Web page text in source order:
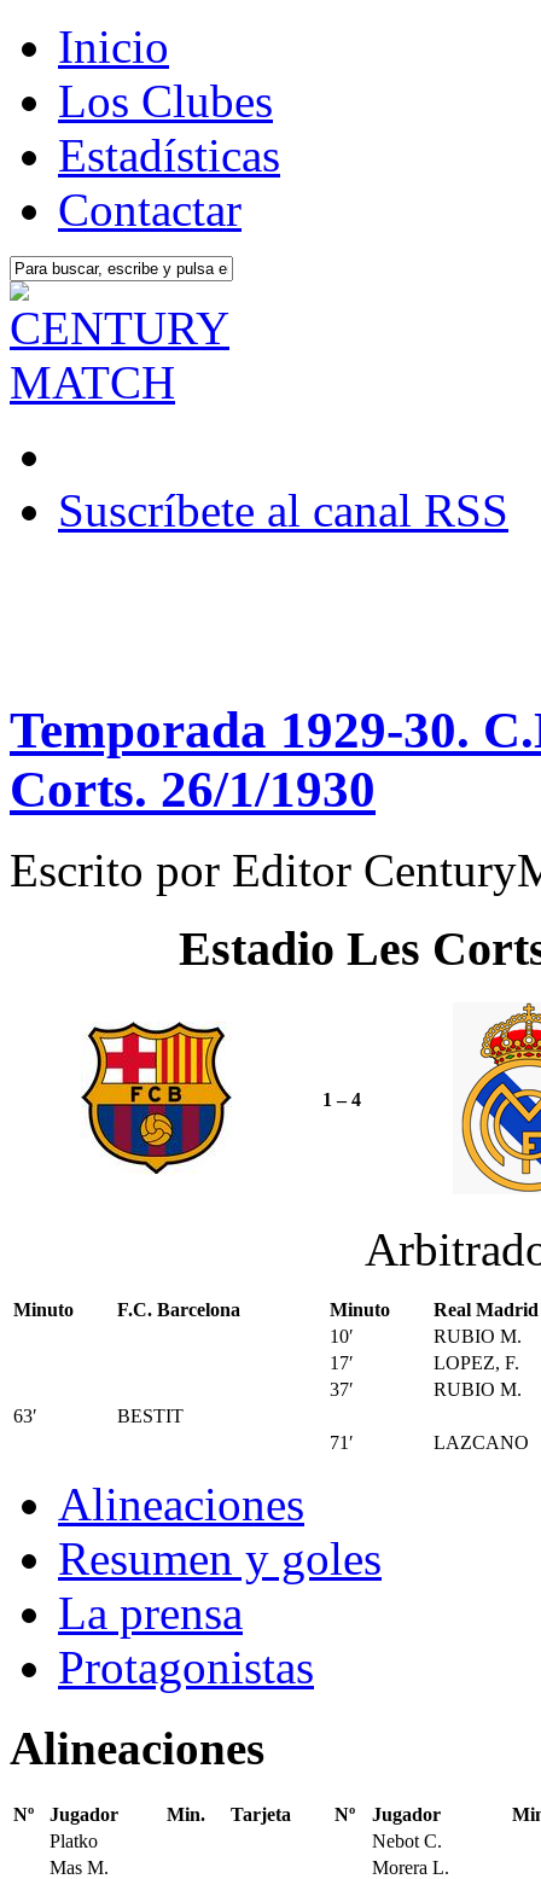
Inicio
Los Clubes
Estadísticas
Contactar
Suscríbete al canal RSS
Temporada 1929-30.
Corts. 26/1/1930
Escrito por Editor
Estadio Les
1 – 4
Minuto F.C. Barcelona Minuto
Real Madrid
10′
RUBIO M.
17′
LOPEZ, F.
37′
RUBIO M.
63′
BESTIT
71′
LAZCANO
Alineaciones
Resumen y goles
La prensa
Protagonistas
Alineaciones
Nº Jugador Min. Tarjeta Nº Jugador
Platko
Nebot C.
Mas M.
Morera L.